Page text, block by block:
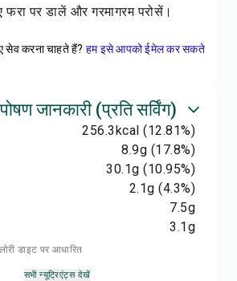
फरा पर डालें और गरमागरम परोसें।
सेव करना चाहते हैं? हम इसे आपको ईमेल कर सकते
जानकारी (प्रति सर्विंग)
256.3kcal (12.81%)
8.9g (17.8%)
30.1g (10.95%)
2.1g (4.3%)
7.5g
3.1g
डाइट पर आधारित
सभी न्यूट्रिएंट्स देखें